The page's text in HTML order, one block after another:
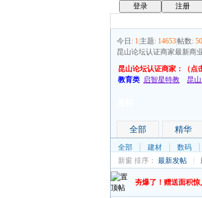
登录 注册
今日: 1 主题: 14653帖数:
昆山论坛认证商家最新商
昆山论坛认证商家：（点
教育类 启智星特教 昆
全部 精华
全部 建材 数码
新窗 排序： 最新发帖
夯爆了！赠送面积